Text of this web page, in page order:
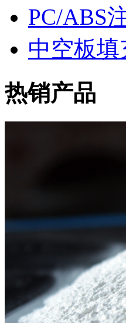
PC/ABS
中空板
热销产品